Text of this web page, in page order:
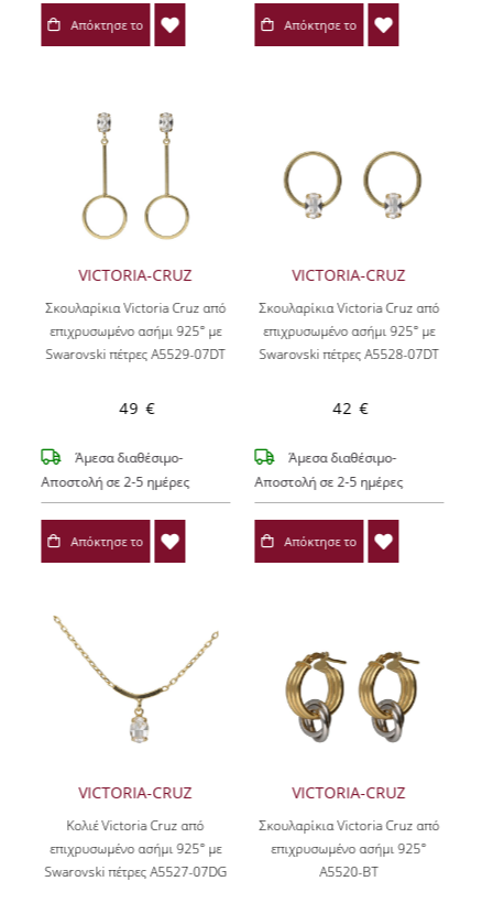
Απόκτησε το Απόκτησε το
VICTORIA-CRUZ
Σκουλαρίκια Victoria Cruz από
επιχρυσωμένο ασήμι 925° με
Swarovski πέτρες A5529-07DT
49 €
Άμεσα διαθέσιμο-
Αποστολή σε 2-5 ημέρες
Απόκτησε το
VICTORIA-CRUZ
Σκουλαρίκια Victoria Cruz από
επιχρυσωμένο ασήμι 925° με
Swarovski πέτρες A5528-07DT
42 €
Άμεσα διαθέσιμο-
Αποστολή σε 2-5 ημέρες
Απόκτησε το
VICTORIA-CRUZ
Κολιέ Victoria Cruz από
επιχρυσωμένο ασήμι 925° με
Swarovski πέτρες A5527-07DG
VICTORIA-CRUZ
Σκουλαρίκια Victoria Cruz από
επιχρυσωμένο ασήμι 925°
A5520-BT